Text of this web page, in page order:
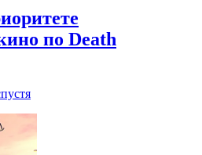
по Death